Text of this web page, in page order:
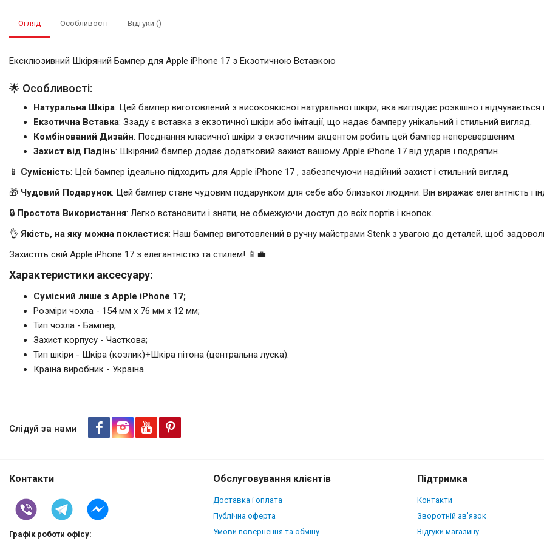
Огляд Особливості Відгуки ()
Ексклюзивний Шкіряний Бампер для Apple iPhone 17 з Екзотичною Вставкою
🌟 Особливості:
Натуральна Шкіра: Цей бампер виготовлений з високоякісної натуральної шкіри, яка виглядає розкішно і
Екзотична Вставка: Ззаду є вставка з екзотичної шкіри або імітації, що надає бамперу унікальний і стильний вигляд.
Комбінований Дизайн: Поєднання класичної шкіри з екзотичним акцентом робить цей бампер неперевершеним.
Захист від Падінь: Шкіряний бампер додає додатковий захист вашому Apple iPhone 17 від ударів і подряпин.
📱 Сумісність: Цей бампер ідеально підходить для Apple iPhone 17 , забезпечуючи надійний захист і стильний вигляд.
🎁 Чудовий Подарунок: Цей бампер стане чудовим подарунком для себе або близької людини. Він виражає елегантність і
🔒 Простота Використання: Легко встановити і зняти, не обмежуючи доступ до всіх портів і кнопок.
👌 Якість, на яку можна покластися: Наш бампер виготовлений в ручну майстрами Stenk з увагою до деталей, щоб
Захистіть свій Apple iPhone 17 з елегантністю та стилем! 📱💼
Характеристики аксесуару:
Сумісний лише з Apple iPhone 17;
Розміри чохла - 154 мм x 76 мм x 12 мм;
Тип чохла - Бампер;
Захист корпусу - Часткова;
Тип шкіри - Шкіра (козлик)+Шкіра пітона (центральна луска).
Країна виробник - Україна.
Шкіряна накладка Stenk ExBacker Python Scales для Apple iPhone 17
Слідуй за нами
Контакти
Графік роботи офісу:
Обслуговування клієнтів
Доставка і оплата
Публічна оферта
Умови повернення та обміну
Підтримка
Контакти
Зворотній зв'язок
Відгуки магазину